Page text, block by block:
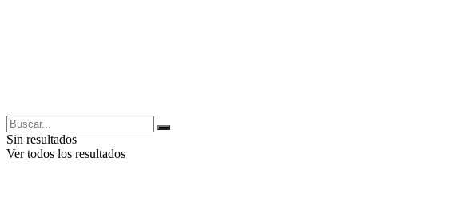
Sin resultados
Ver todos los resultados